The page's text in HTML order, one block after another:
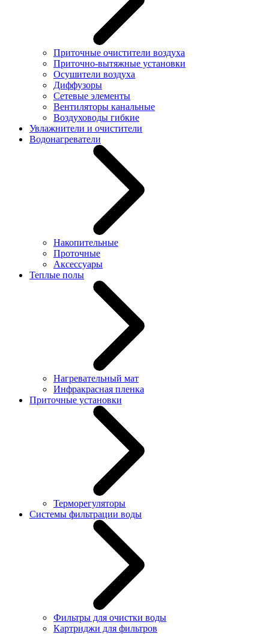
Приточные очистители воздуха
Приточно-вытяжные установки
Осушители воздуха
Диффузоры
Сетевые элементы
Вентиляторы канальные
Воздуховоды гибкие
Увлажнители и очистители
Водонагреватели
Накопительные
Проточные
Аксессуары
Теплые полы
Нагревательный мат
Инфракрасная пленка
Приточные установки
Терморегуляторы
Системы фильтрации воды
Фильтры для очистки воды
Картриджи для фильтров